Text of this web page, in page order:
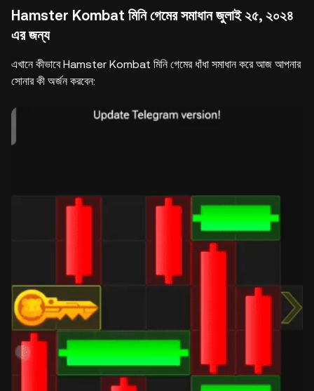
Hamster Kombat মিনি গেমের সমাধান জুলাই ২৫, ২০২৪
এর জন্য
এখানে কীভাবে Hamster Kombat মিনি গেমের ধাঁধা সমাধান করে আজ আপনার
সোনার কী অর্জন করবেন: